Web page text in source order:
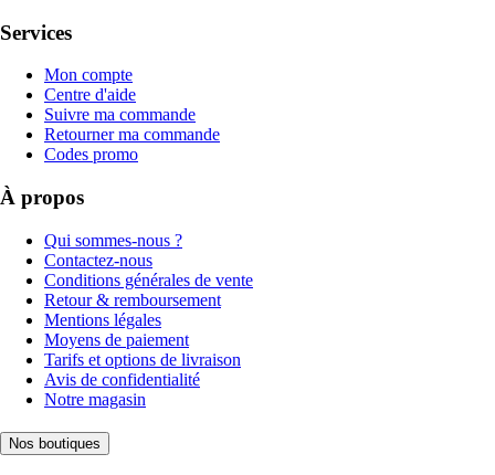
Services
Mon compte
Centre d'aide
Suivre ma commande
Retourner ma commande
Codes promo
À propos
Qui sommes-nous ?
Contactez-nous
Conditions générales de vente
Retour & remboursement
Mentions légales
Moyens de paiement
Tarifs et options de livraison
Avis de confidentialité
Notre magasin
Nos boutiques